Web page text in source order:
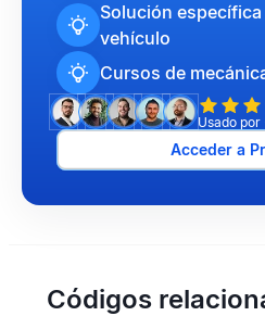
Solución específica
vehículo
Cursos de
Usado por
Acceder a
Códigos